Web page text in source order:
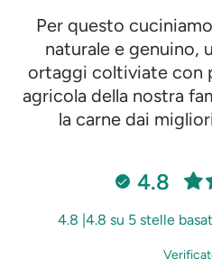
Per questo
naturale e genuino,
ortaggi coltiviate con
agricola della nostra
la carne dai
4.8
4.8 |4.8 su 5 stelle